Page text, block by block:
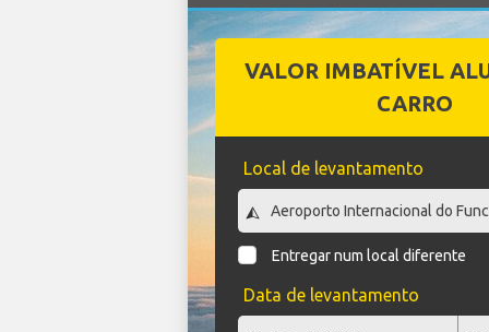
VALOR IMBATÍVEL
CARRO
Local de levantamento
Entregar num local diferente
Data de levantamento